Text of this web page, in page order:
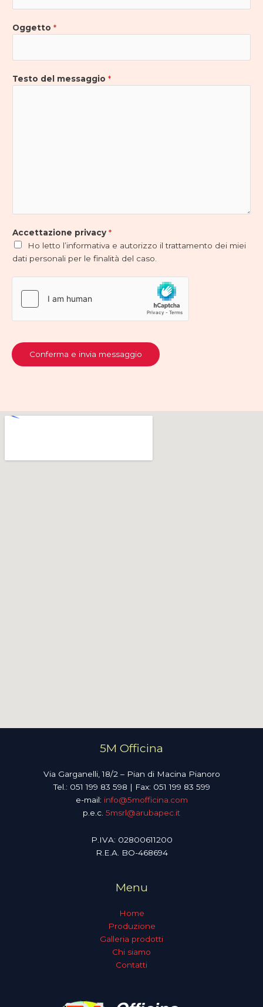
Oggetto *
Testo del messaggio *
Accettazione privacy *
Ho letto l’informativa e autorizzo il trattamento dei miei
dati personali per le finalità del caso.
Conferma e invia messaggio
5M Officina
Via Garganelli, 18/2 – Pian di Macina Pianoro
Tel.: 051 199 83 598 | Fax: 051 199 83 599
e-mail: info@5mofficina.com
p.e.c. 5msrl@arubapec.it
P.IVA: 02800611200
R.E.A. BO-468694
Menu
Home
Produzione
Galleria prodotti
Chi siamo
Contatti